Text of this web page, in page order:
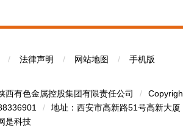
/ 法律声明 / 网站地图 / 手机版
西有色金属控股集团有限责任公司 /
/
地址：西安市高新路51号高新大厦
是科技